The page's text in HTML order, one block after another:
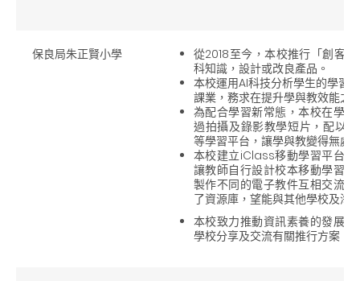
保良局朱正賢小學
從2018至今，本校推行「創客
科知識，設計或改良產品。
本校運用AI科技分析學生的學習
課業，務求在提升學與教效能之
為配合學習新常態，本校在學
過拍攝及錄影教學短片，配
等學習平台，讓學與教變得無處
本校建立iClass移動學習平台
讓教師自行設計校本移動學習
製作不同的電子教件互相交流
了資源庫，望能與其他學校及海
本校致力推動資訊素養的發展
學校分享及交流有關推行方案、